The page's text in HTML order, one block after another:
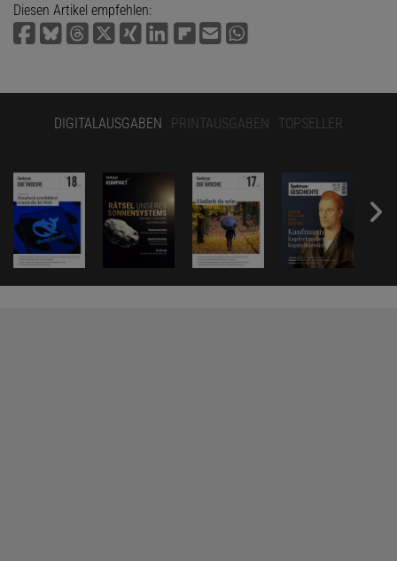
Diesen Artikel empfehlen:
DIGITALAUSGABEN PRINTAUSGABEN TOPSELLER